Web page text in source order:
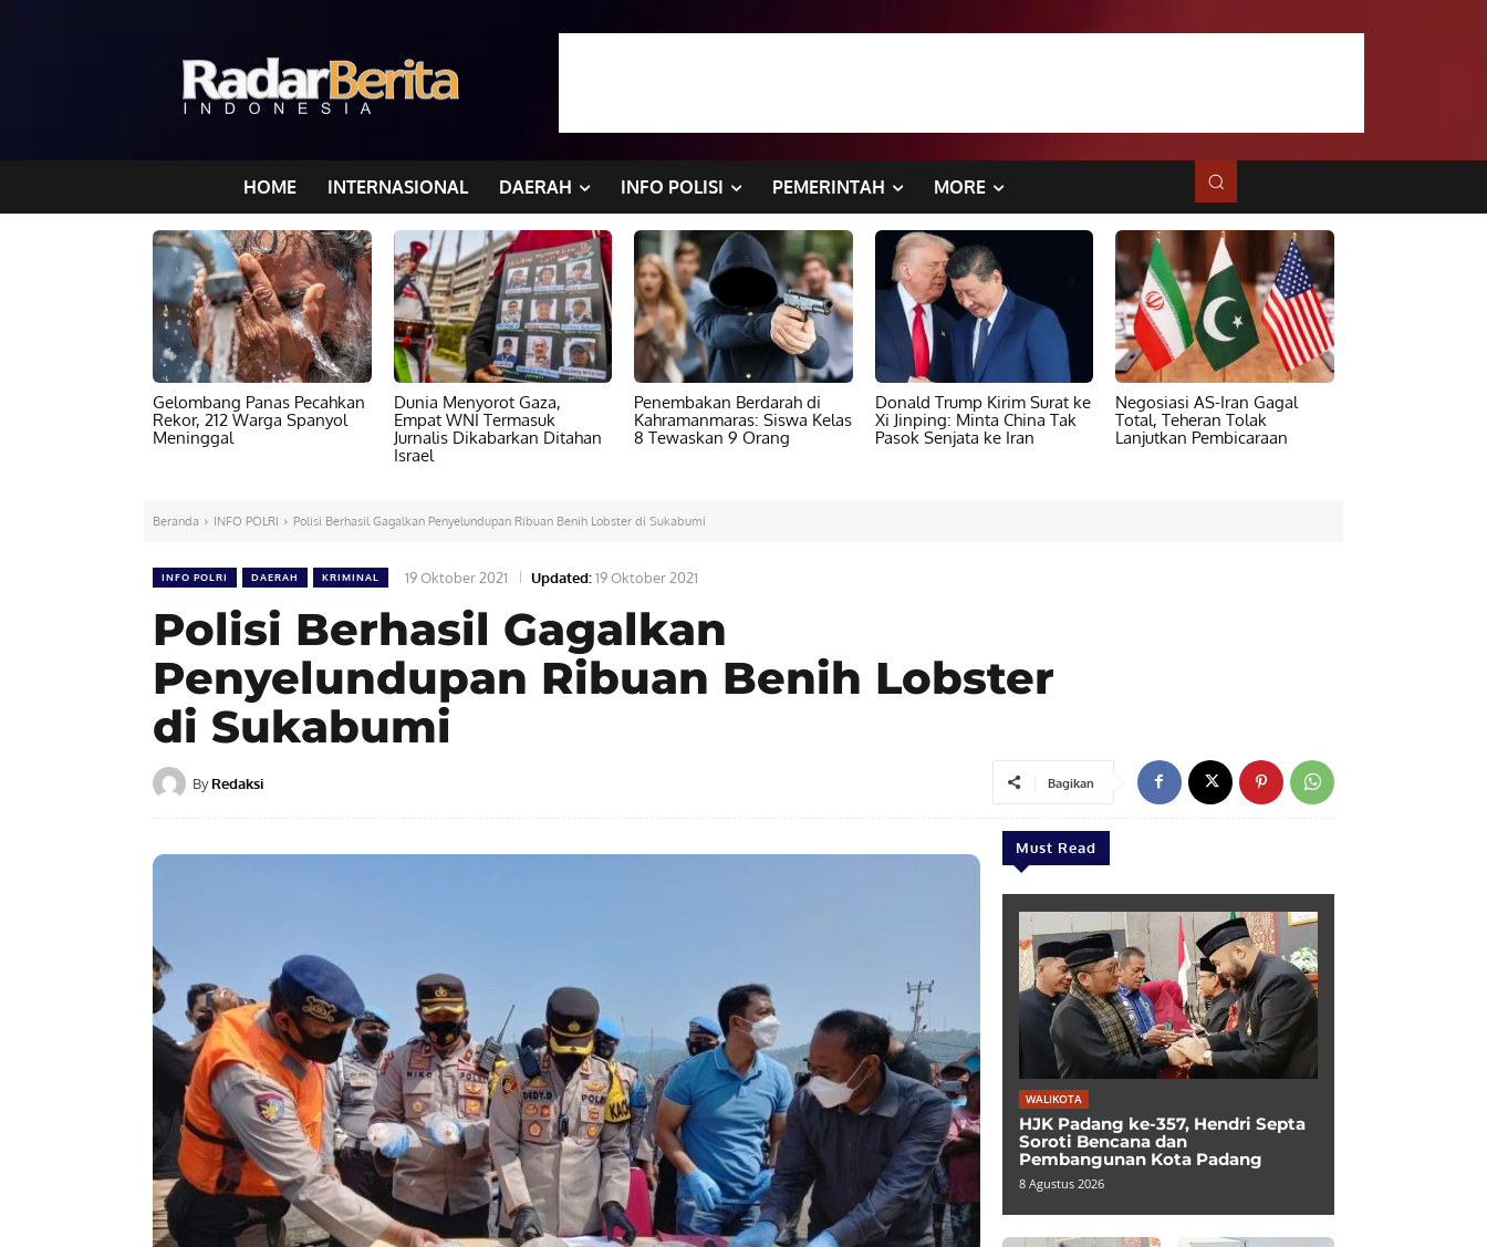
HOME INTERNASIONAL DAERAH INFO POLISI PEMERINTAH MORE
Gelombang Panas Pecahkan
Rekor, 212 Warga Spanyol
Meninggal
Dunia Menyorot Gaza,
Empat WNI Termasuk
Jurnalis Dikabarkan Ditahan
Israel
Penembakan Berdarah di
Kahramanmaras: Siswa Kelas
8 Tewaskan 9 Orang
Donald Trump Kirim Surat ke
Xi Jinping: Minta China Tak
Pasok Senjata ke Iran
Negosiasi AS-Iran Gagal
Total, Teheran Tolak
Lanjutkan Pembicaraan
Beranda INFO POLRI Polisi Berhasil Gagalkan Penyelundupan Ribuan Benih Lobster di Sukabumi
INFO POLRI DAERAH KRIMINAL 19 Oktober 2021 Updated:19 Oktober 2021
Polisi Berhasil Gagalkan
Penyelundupan Ribuan Benih Lobster
di Sukabumi
By Redaksi Bagikan
Must Read
WALIKOTA
HJK Padang ke-357, Hendri Septa
Soroti Bencana dan
Pembangunan Kota Padang
8 Agustus 2026